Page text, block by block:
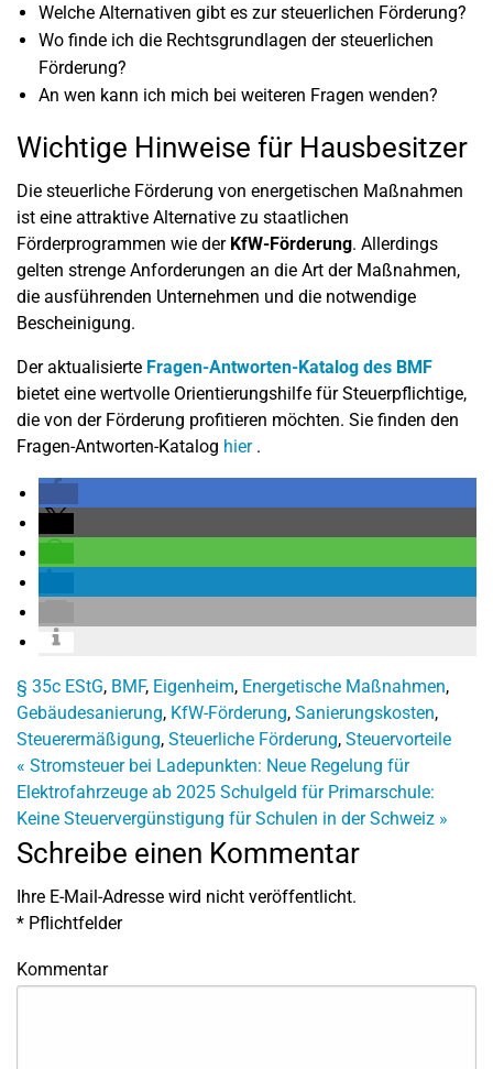
Welche Alternativen gibt es zur steuerlichen Förderung?
Wo finde ich die Rechtsgrundlagen der steuerlichen
Förderung?
An wen kann ich mich bei weiteren Fragen wenden?
Wichtige Hinweise für Hausbesitzer
Die steuerliche Förderung von energetischen Maßnahmen
ist eine attraktive Alternative zu staatlichen
Förderprogrammen wie der KfW-Förderung. Allerdings
gelten strenge Anforderungen an die Art der Maßnahmen,
die ausführenden Unternehmen und die notwendige
Bescheinigung.
Der aktualisierte Fragen-Antworten-Katalog des BMF
bietet eine wertvolle Orientierungshilfe für Steuerpflichtige,
die von der Förderung profitieren möchten. Sie finden den
Fragen-Antworten-Katalog hier.
§ 35c EStG, BMF, Eigenheim, Energetische Maßnahmen,
Gebäudesanierung, KfW-Förderung, Sanierungskosten,
Steuerermäßigung, Steuerliche Förderung, Steuervorteile
« Stromsteuer bei Ladepunkten: Neue Regelung für
Elektrofahrzeuge ab 2025 Schulgeld für Primarschule:
Keine Steuervergünstigung für Schulen in der Schweiz »
Schreibe einen Kommentar
Ihre E-Mail-Adresse wird nicht veröffentlicht.
* Pflichtfelder
Kommentar